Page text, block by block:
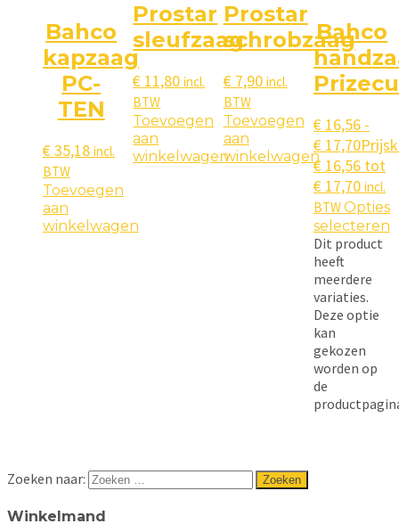
Bahco
kapzaag
PC-
TEN
€35,18 incl.
BTW
Toevoegen
aan
winkelwagen
Prostar
sleufzaag
€ 11,80 incl.
BTW
Toevoegen
aan
winkelwagen
Prostar
schrobzaag
€7,90 incl.
BTW
Toevoegen
aan
winkelwagen
Bahco
€16,56 -
€17,70
€ 16,56 tot
€ 17,70 incl.
BTWOpties
selecteren
Dit product
heeft
meerdere
variaties.
Deze optie
kan
gekozen
worden op
de
Zoeken naar:
Winkelmand